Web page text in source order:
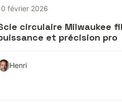
février 2026
circulaire Milwaukee
et précision pro
Henri